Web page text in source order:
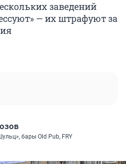
заведений
— их штрафуют за
бары Old Pub, FRY